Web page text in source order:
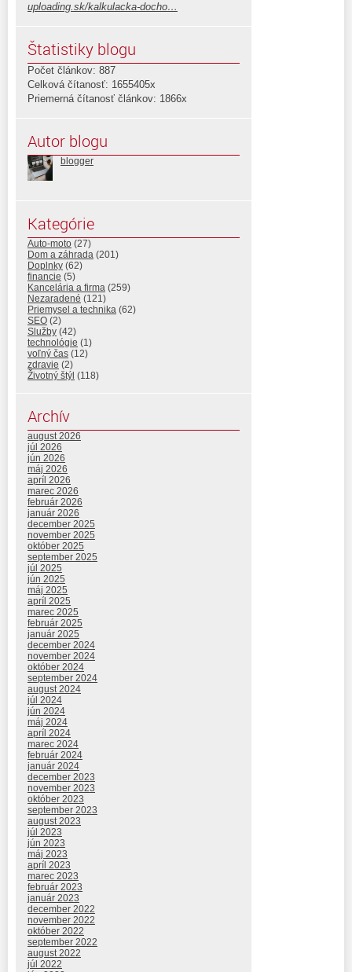
uploading.sk/kalkulacka-docho…
Štatistiky blogu
Počet článkov: 887
Celková čítanosť: 1655405x
Priemerná čítanosť článkov: 1866x
Autor blogu
blogger
Kategórie
Auto-moto (27)
Dom a záhrada (201)
Doplnky (62)
financie (5)
Kancelária a firma (259)
Nezaradené (121)
Priemysel a technika (62)
SEO (2)
Služby (42)
technológie (1)
voľný čas (12)
zdravie (2)
Životný štýl (118)
Archív
august 2026
júl 2026
jún 2026
máj 2026
apríl 2026
marec 2026
február 2026
január 2026
december 2025
november 2025
október 2025
september 2025
júl 2025
jún 2025
máj 2025
apríl 2025
marec 2025
február 2025
január 2025
december 2024
november 2024
október 2024
september 2024
august 2024
júl 2024
jún 2024
máj 2024
apríl 2024
marec 2024
február 2024
január 2024
december 2023
november 2023
október 2023
september 2023
august 2023
júl 2023
jún 2023
máj 2023
apríl 2023
marec 2023
február 2023
január 2023
december 2022
november 2022
október 2022
september 2022
august 2022
júl 2022